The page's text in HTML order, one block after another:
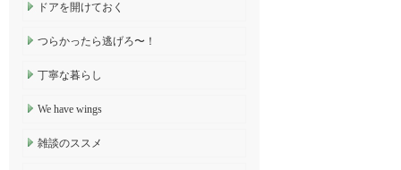
ドアを開けておく
つらかったら逃げろ〜！
丁寧な暮らし
We have wings
雑談のススメ